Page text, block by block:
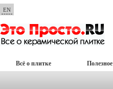
EN
Всё о плитке Полезное